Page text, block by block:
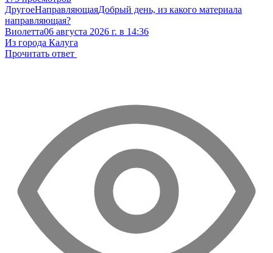
ДругоеНаправляющаяДобрый день, из какого материала
направляющая?
Виолетта06 августа 2026 г. в 14:36
Из города Калуга
Прочитать ответ